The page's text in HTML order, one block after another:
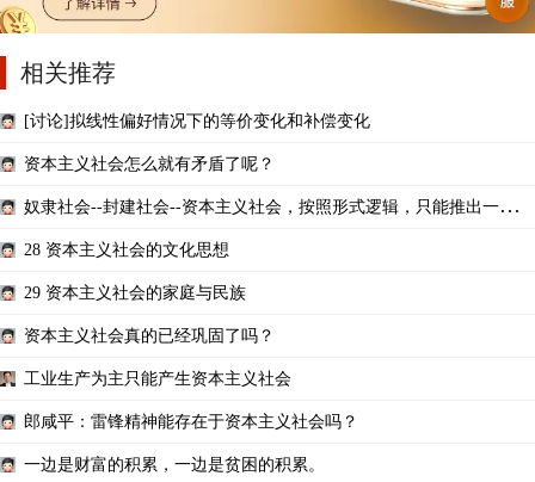
相关推荐
[讨论]拟线性偏好情况下的等价变化和补偿变化
资本主义社会怎么就有矛盾了呢？
奴隶社会--封建社会--资本主义社会，按照形式逻辑，只能推出一个结
28 资本主义社会的文化思想
29 资本主义社会的家庭与民族
资本主义社会真的已经巩固了吗？
工业生产为主只能产生资本主义社会
郎咸平：雷锋精神能存在于资本主义社会吗？
一边是财富的积累，一边是贫困的积累。